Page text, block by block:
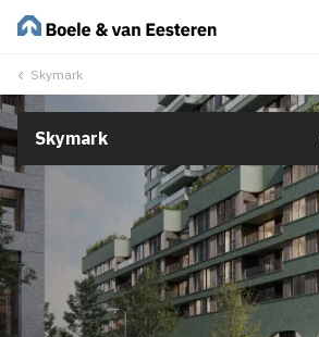
Skymark
Skymark